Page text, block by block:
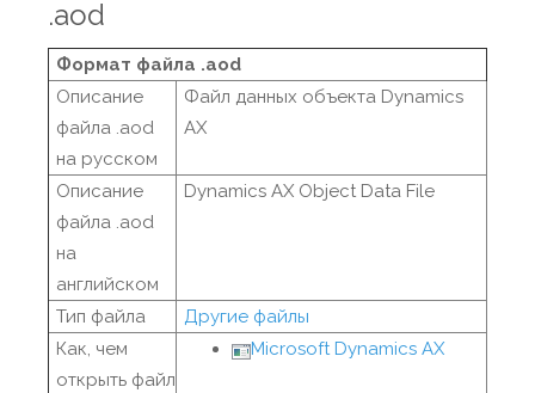
.aod
Формат файла .aod
Описание
файла .aod
на русском
Файл данных объекта Dynamics
AX
Описание
файла .aod
на
английском
Dynamics AX Object Data File
Тип файла
Другие файлы
Как, чем
открыть файл
Microsoft Dynamics AX